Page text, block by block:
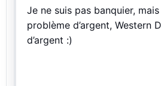
Je ne suis pas banquier,
problème d’argent, Western
d’argent :)